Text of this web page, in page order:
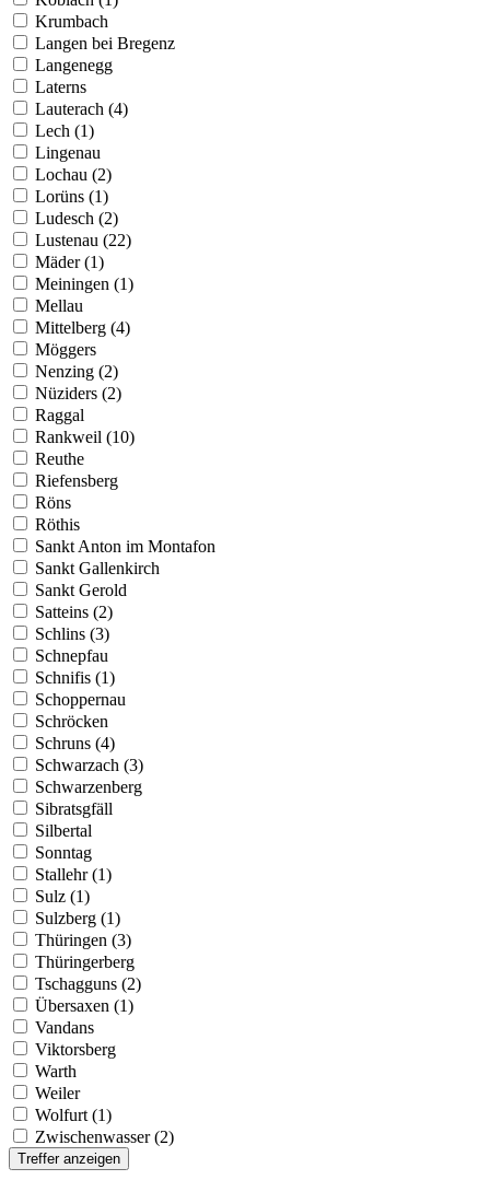
Krumbach
Langen bei Bregenz
Langenegg
Laterns
Lauterach (4)
Lech (1)
Lingenau
Lochau (2)
Lorüns (1)
Ludesch (2)
Lustenau (22)
Mäder (1)
Meiningen (1)
Mellau
Mittelberg (4)
Möggers
Nenzing (2)
Nüziders (2)
Raggal
Rankweil (10)
Reuthe
Riefensberg
Röns
Röthis
Sankt Anton im Montafon
Sankt Gallenkirch
Sankt Gerold
Satteins (2)
Schlins (3)
Schnepfau
Schnifis (1)
Schoppernau
Schröcken
Schruns (4)
Schwarzach (3)
Schwarzenberg
Sibratsgfäll
Silbertal
Sonntag
Stallehr (1)
Sulz (1)
Sulzberg (1)
Thüringen (3)
Thüringerberg
Tschagguns (2)
Übersaxen (1)
Vandans
Viktorsberg
Warth
Weiler
Wolfurt (1)
Zwischenwasser (2)
Treffer anzeigen